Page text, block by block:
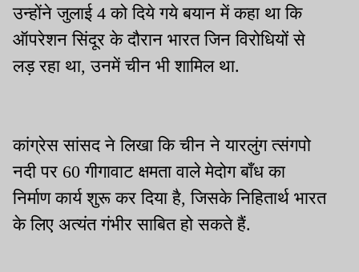
उन्होंने जुलाई 4 को दिये गये बयान में कहा था कि
ऑपरेशन सिंदूर के दौरान भारत जिन विरोधियों से
लड़ रहा था, उनमें चीन भी शामिल था.
कांग्रेस सांसद ने लिखा कि चीन ने यारलुंग त्संगपो
नदी पर 60 गीगावाट क्षमता वाले मेदोग बाँध का
निर्माण कार्य शुरू कर दिया है, जिसके निहितार्थ भारत
के लिए अत्यंत गंभीर साबित हो सकते हैं.